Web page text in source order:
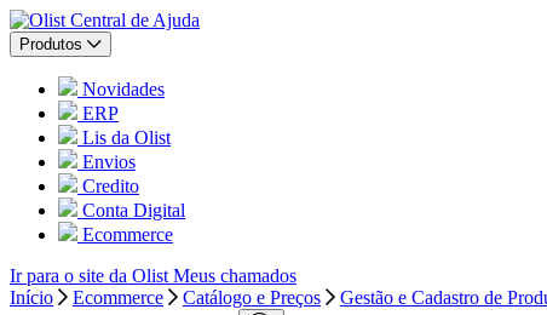
Central de Ajuda
Produtos
Novidades
ERP
Lis da Olist
Envios
Credito
Conta Digital
Ecommerce
Ir para o site da Olist Meus chamados
Início
Ecommerce Catálogo e Preços Gestão e Cadastro de